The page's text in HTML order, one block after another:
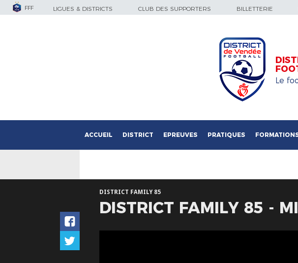
FFF LIGUES & DISTRICTS CLUB DES SUPPORTERS BILLETTERIE
Le
ACCUEIL DISTRICT EPREUVES PRATIQUES
DISTRICT FAMILY 85
DISTRICT FAMILY 85 -